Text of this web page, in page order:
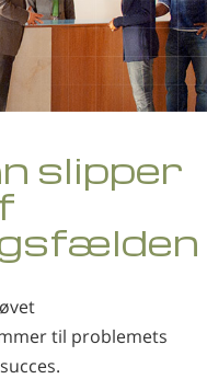
Italiano
Japansk
Makedonsk
Norsk
Kinesisk
slipper
til problemets